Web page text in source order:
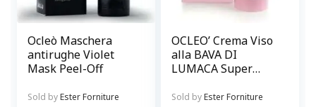
Ocleò Maschera
antirughe Violet
Mask Peel-Off
Sold byEster Forniture
OCLEO’ Crema Viso
alla BAVA DI
LUMACA Super
antirughe
Sold byEster Forniture